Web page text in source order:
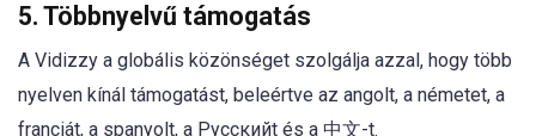
5. Többnyelvű támogatás
A Vidizzy a globális közönséget szolgálja azzal, hogy több
nyelven kínál támogatást, beleértve az angolt, a németet, a
franciát, a spanyolt, a Русскийt és a 中文-t.